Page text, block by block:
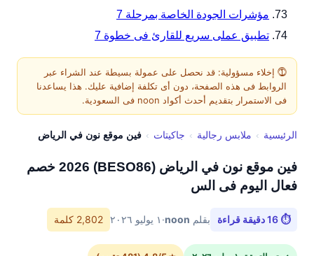
مؤشرات الجودة الخاصة بمرحلة 7
تطبيق عملى سريع للقارئ فى خطوة 7
⓵ إخلاء مسؤولية: قد نحصل على عمولة بسيطة عند الشراء عبر
الروابط فى هذه الصفحة، دون أى تكلفة إضافية عليك. هذا يساعدنا
فى الاستمرار بتقديم أحدث أكواد noon فى السعودية.
الرئيسية › ملابس رجالية › جاكيتات › فين موقع نون في الرياض
فين موقع نون في الرياض (BESO86) 2026 خصم
فعال اليوم فى الس
⏱ 16 دقيقة قراءة بقلم noon
· ١ يوليو ٢٠٢٦ 2,802 كلمة